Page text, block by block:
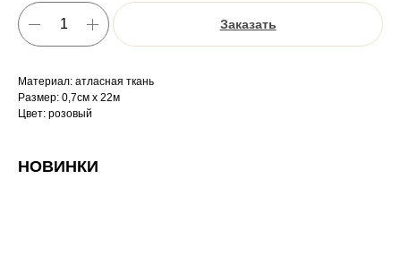
Заказать
Материал: атласная ткань
Размер: 0,7см х 22м
Цвет: розовый
НОВИНКИ